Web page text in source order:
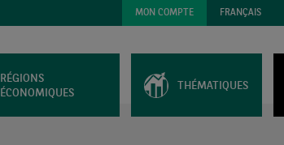
MON COMPTE FRANÇAIS
RÉGIONS
ÉCONOMIQUES
THÉMATIQUES